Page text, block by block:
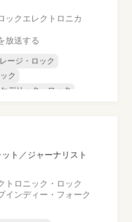
ックエレクトロニカ
放送する
ージ・ロック
ク
デリック・ロック
ト／ジャーナリスト
トロニック・ロック
インディー・フォーク